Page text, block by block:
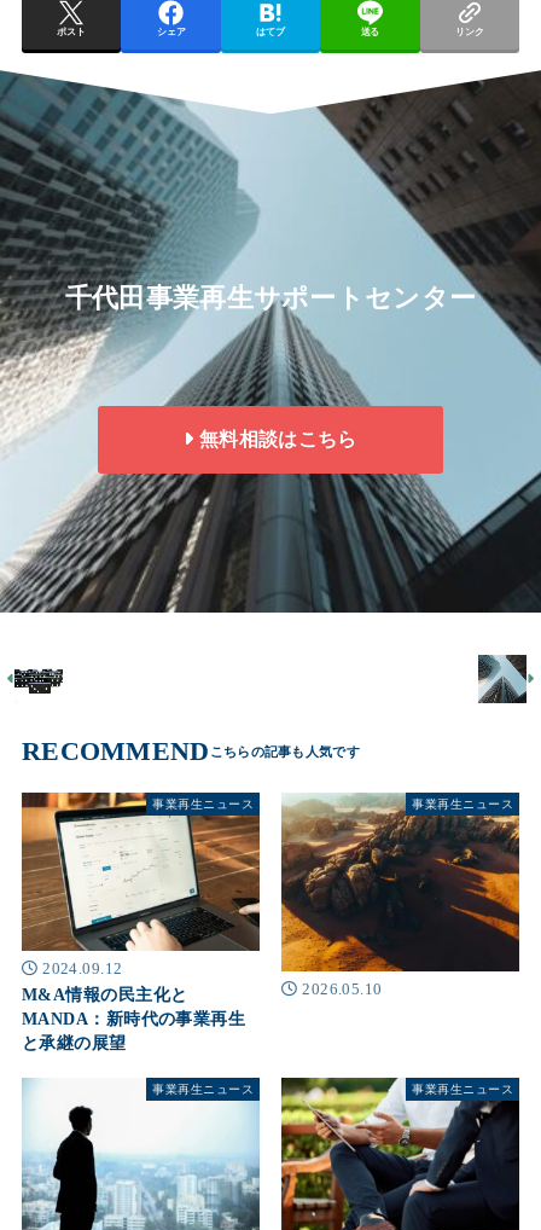
ポスト シェア はてブ 送る リンク
千代田事業再生サポートセンター
無料相談はこちら
RECOMMEND
事業再生ニュース
2024.09.12
M&A情報の民主化と
MANDA：新時代の事業再生
と承継の展望
事業再生ニュース
2026.05.10
事業再生ニュース 事業再生ニュース